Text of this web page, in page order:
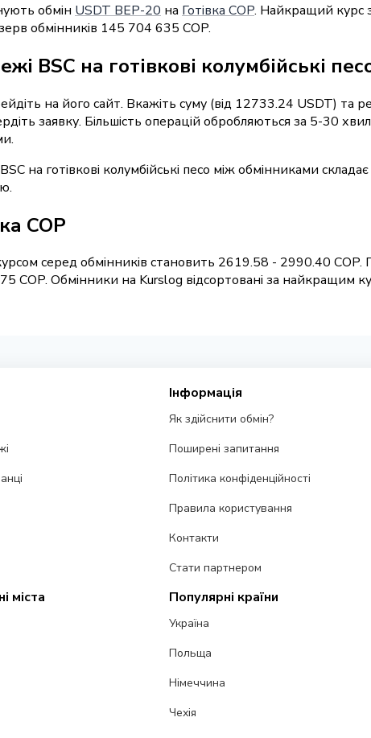
обмін USDT BEP-20 на Готівка COP. Найкращий курс
обмінників 145 704 635 COP.
BSC на готівкові колумбійські
на його сайт. Вкажіть суму (від 12733.24 USDT) та
заявку. Більшість операцій обробляються за 5-30
на готівкові колумбійські песо між обмінниками
COP
серед обмінників становить 2619.58 - 2990.40 COP.
COP. Обмінники на Kurslog відсортовані за найкращим
Інформація
Як здійснити обмін?
Поширені запитання
Політика конфіденційності
Правила користування
Контакти
Стати партнером
міста Популярні країни
Україна
Польща
Німеччина
Чехія